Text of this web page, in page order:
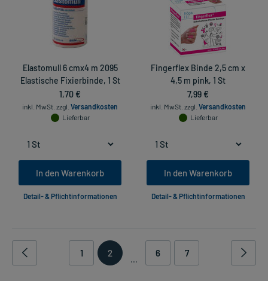
Elastomull 6 cmx4 m 2095
Elastische Fixierbinde, 1 St
1,70 €
inkl. MwSt. zzgl. Versandkosten
Lieferbar
In den Warenkorb
Detail- & Pflichtinformationen
Fingerflex Binde 2,5 cm x
4,5 m pink, 1 St
7,99 €
inkl. MwSt. zzgl. Versandkosten
Lieferbar
In den Warenkorb
Detail- & Pflichtinformationen
1 2
...
6 7